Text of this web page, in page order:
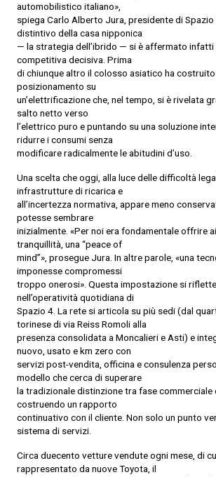
automobilistico italiano»,
spiega Carlo Alberto Jura, presidente di
distintivo della casa nipponica
— la strategia dell’ibrido — si è affermato infatti
competitiva decisiva. Prima
di chiunque altro il colosso asiatico ha
posizionamento su
un’elettrificazione che, nel tempo, si è rivelata
salto netto verso
l’elettrico puro e puntando su una soluzione
ridurre i consumi senza
modificare radicalmente le abitudini d’uso.
Una scelta che oggi, alla luce delle difficoltà
infrastrutture di ricarica e
all’incertezza normativa, appare meno
potesse sembrare
inizialmente. «Per noi era fondamentale offrire
tranquillità, una “peace of
mind”», prosegue Jura. In altre parole, «una
imponesse compromessi
troppo onerosi». Questa impostazione si
nell’operatività quotidiana di
Spazio 4. La rete si articola su più sedi (dal
torinese di via Reiss Romoli alla
presenza consolidata a Moncalieri e Asti) e
nuovo, usato e km zero con
servizi post-vendita, officina e consulenza
modello che cerca di superare
la tradizionale distinzione tra fase commerciale
costruendo un rapporto
continuativo con il cliente. Non solo un punto
sistema di servizi.
Circa duecento vetture vendute ogni mese, di
rappresentato da nuove Toyota, il